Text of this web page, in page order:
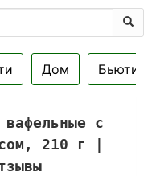
Дом Бьюти
с
210 г |